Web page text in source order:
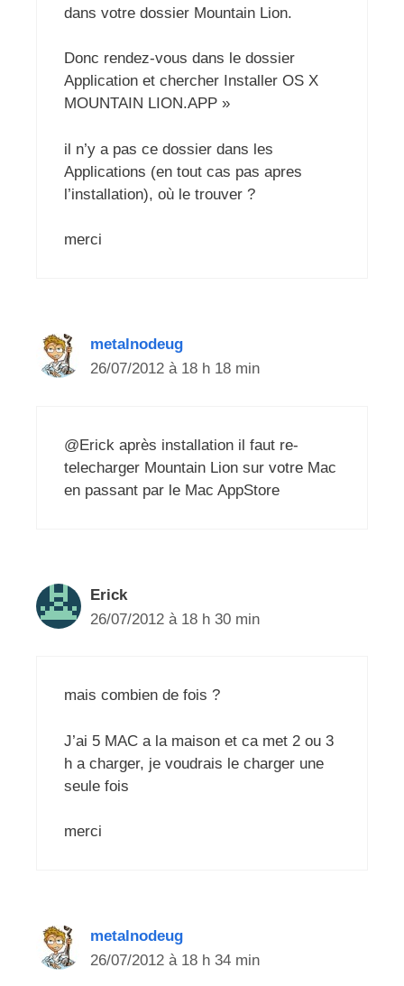
dans votre dossier Mountain Lion.
Donc rendez-vous dans le dossier
Application et chercher Installer OS X
MOUNTAIN LION.APP »
il n’y a pas ce dossier dans les
Applications (en tout cas pas apres
l’installation), où le trouver ?
merci
metalnodeug
26/07/2012 à 18 h 18 min
@Erick après installation il faut re-
telecharger Mountain Lion sur votre Mac
en passant par le Mac AppStore
Erick
26/07/2012 à 18 h 30 min
mais combien de fois ?
J’ai 5 MAC a la maison et ca met 2 ou 3
h a charger, je voudrais le charger une
seule fois
merci
metalnodeug
26/07/2012 à 18 h 34 min